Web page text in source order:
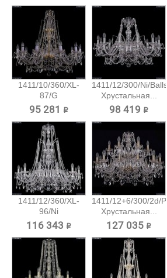
1411/10/360/XL-
87/G
Хрустальная...
95 281 ₽
1411/12/300/Ni/Balls
Хрустальная...
98 419 ₽
1411/12/360/XL-
96/Ni
Хрустальная...
116 343 ₽
1411/12+6/300/2d/Pa
Хрустальная...
127 035 ₽